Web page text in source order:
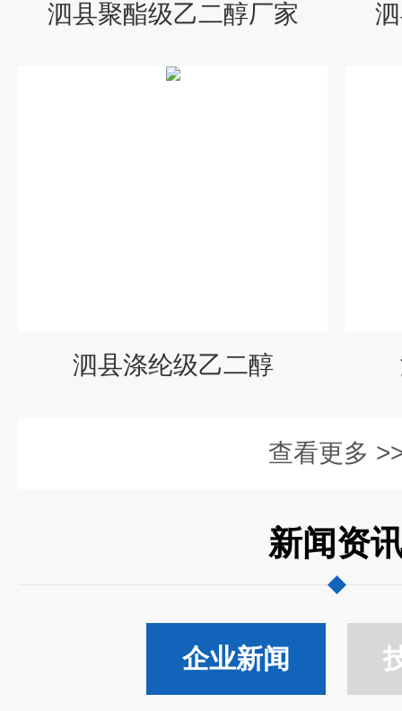
泗县聚酯级乙二醇厂家
泗县涤纶级乙二醇
查看更多
新闻资
企业新闻